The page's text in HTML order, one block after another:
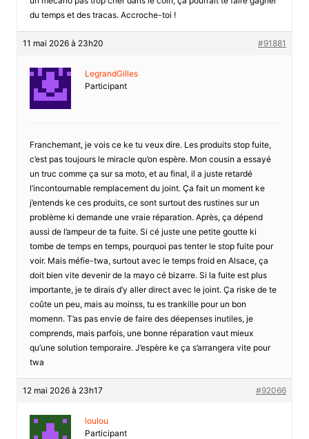
du temps et des tracas. Accroche-toi !
11 mai 2026 à 23h20 #91881
LegrandGilles
Participant
Franchemant, je vois ce ke tu veux dire. Les produits stop fuite,
c’est pas toujours le miracle qu’on espère. Mon cousin a essayé
un truc comme ça sur sa moto, et au final, il a juste retardé
l’incontournable remplacement du joint. Ça fait un moment ke
j’entends ke ces produits, ce sont surtout des rustines sur un
problème ki demande une vraie réparation. Après, ça dépend
aussi de l’ampeur de ta fuite. Si cé juste une petite goutte ki
tombe de temps en temps, pourquoi pas tenter le stop fuite pour
voir. Mais méfie-twa, surtout avec le temps froid en Alsace, ça
doit bien vite devenir de la mayo cé bizarre. Si la fuite est plus
importante, je te dirais d’y aller direct avec le joint. Ça riske de te
coûte un peu, mais au moinss, tu es trankille pour un bon
momenn. T’as pas envie de faire des déepenses inutiles, je
comprends, mais parfois, une bonne réparation vaut mieux
qu’une solution temporaire. J’espère ke ça s’arrangera vite pour
twa
12 mai 2026 à 23h17 #92066
loulou
Participant